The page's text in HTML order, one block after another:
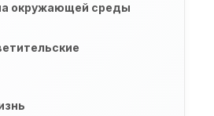
окружающей среды